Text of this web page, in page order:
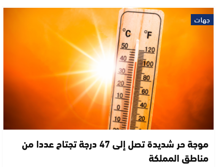
جهات
موجة حر شديدة تصل إلى 47 درجة تجتاح عددا من
مناطق المملكة